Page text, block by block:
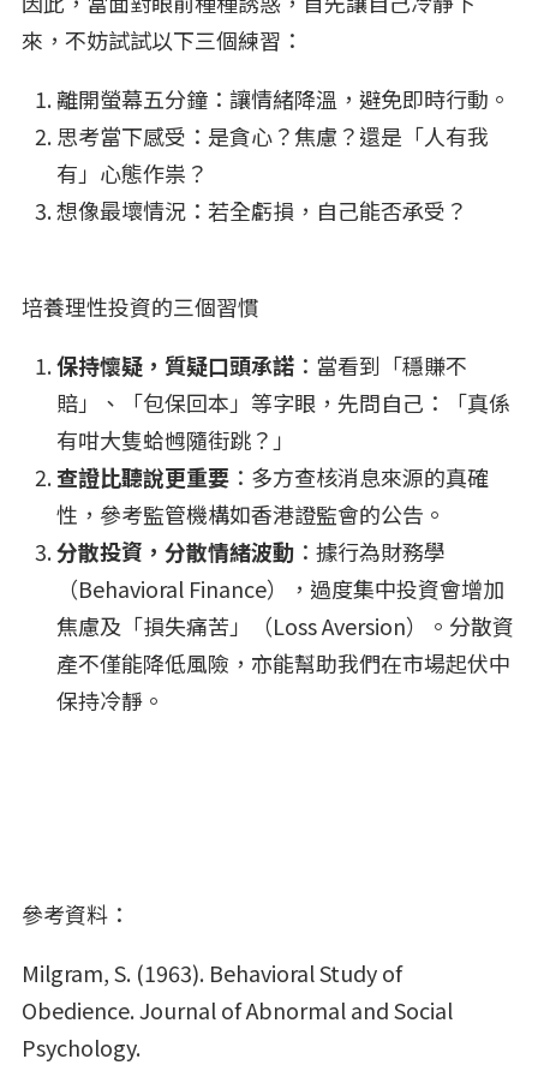
來，不妨試試以下三個練習：
離開螢幕五分鐘：讓情緒降溫，避免即時行動。
思考當下感受：是貪心？焦慮？還是「人有我
有」心態作祟？
想像最壞情況：若全虧損，自己能否承受？
培養理性投資的三個習慣
保持懷疑，質疑口頭承諾 ：當看到「穩賺不
賠」、「包保回本」等字眼，先問自己：「真係
有咁大隻蛤乸隨街跳？」
查證比聽說更重要 ：多方查核消息來源的真確
性，參考監管機構如香港證監會的公告。
分散投資，分散情緒波動 ：據行為財務學
（Behavioral Finance），過度集中投資會增加
焦慮及「損失痛苦」（Loss Aversion）。分散資
產不僅能降低風險，亦能幫助我們在市場起伏中
保持冷靜。
參考資料：
Milgram, S. (1963). Behavioral Study of
Obedience. Journal of Abnormal and Social
Psychology.